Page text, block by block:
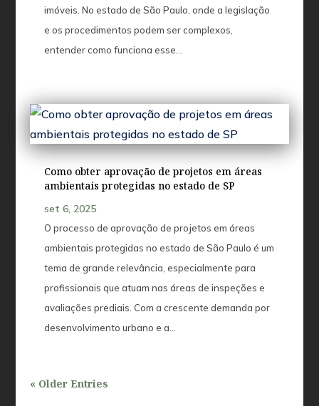
imóveis. No estado de São Paulo, onde a legislação
e os procedimentos podem ser complexos,
entender como funciona esse...
Como obter aprovação de projetos em áreas
ambientais protegidas no estado de SP
set 6, 2025
O processo de aprovação de projetos em áreas
ambientais protegidas no estado de São Paulo é um
tema de grande relevância, especialmente para
profissionais que atuam nas áreas de inspeções e
avaliações prediais. Com a crescente demanda por
desenvolvimento urbano e a...
« Older Entries